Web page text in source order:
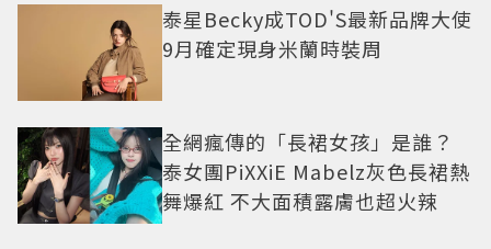
泰星Becky成TOD'S最新品牌大使
9月確定現身米蘭時裝周
全網瘋傳的「長裙女孩」是誰？
泰女團PiXXiE Mabelz灰色長裙熱
舞爆紅 不大面積露膚也超火辣